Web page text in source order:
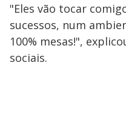
"Eles vão tocar
sucessos, num
100% mesas!",
sociais.